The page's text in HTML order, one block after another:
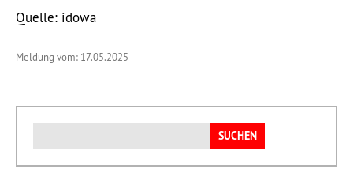
Quelle: idowa
Meldung vom: 17.05.2025
nach: